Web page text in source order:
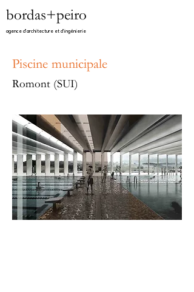
bordas+peiro
agence d'architecture et d'ingénierie​
Piscine municipale
Romont (SUI)